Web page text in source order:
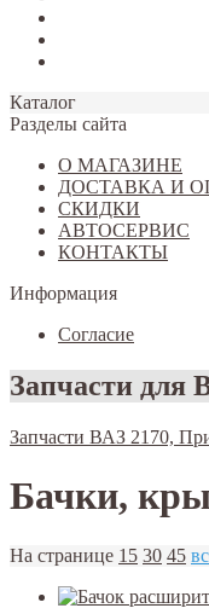
Каталог
Разделы сайта
О МАГАЗИНЕ
ДОСТАВКА И
СКИДКИ
АВТОСЕРВИС
КОНТАКТЫ
Информация
Согласие
Запчасти для
Запчасти ВАЗ 2170,
Бачки,
На странице 15 30 45